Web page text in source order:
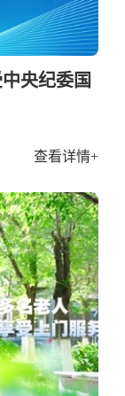
央纪委国
查看详情+